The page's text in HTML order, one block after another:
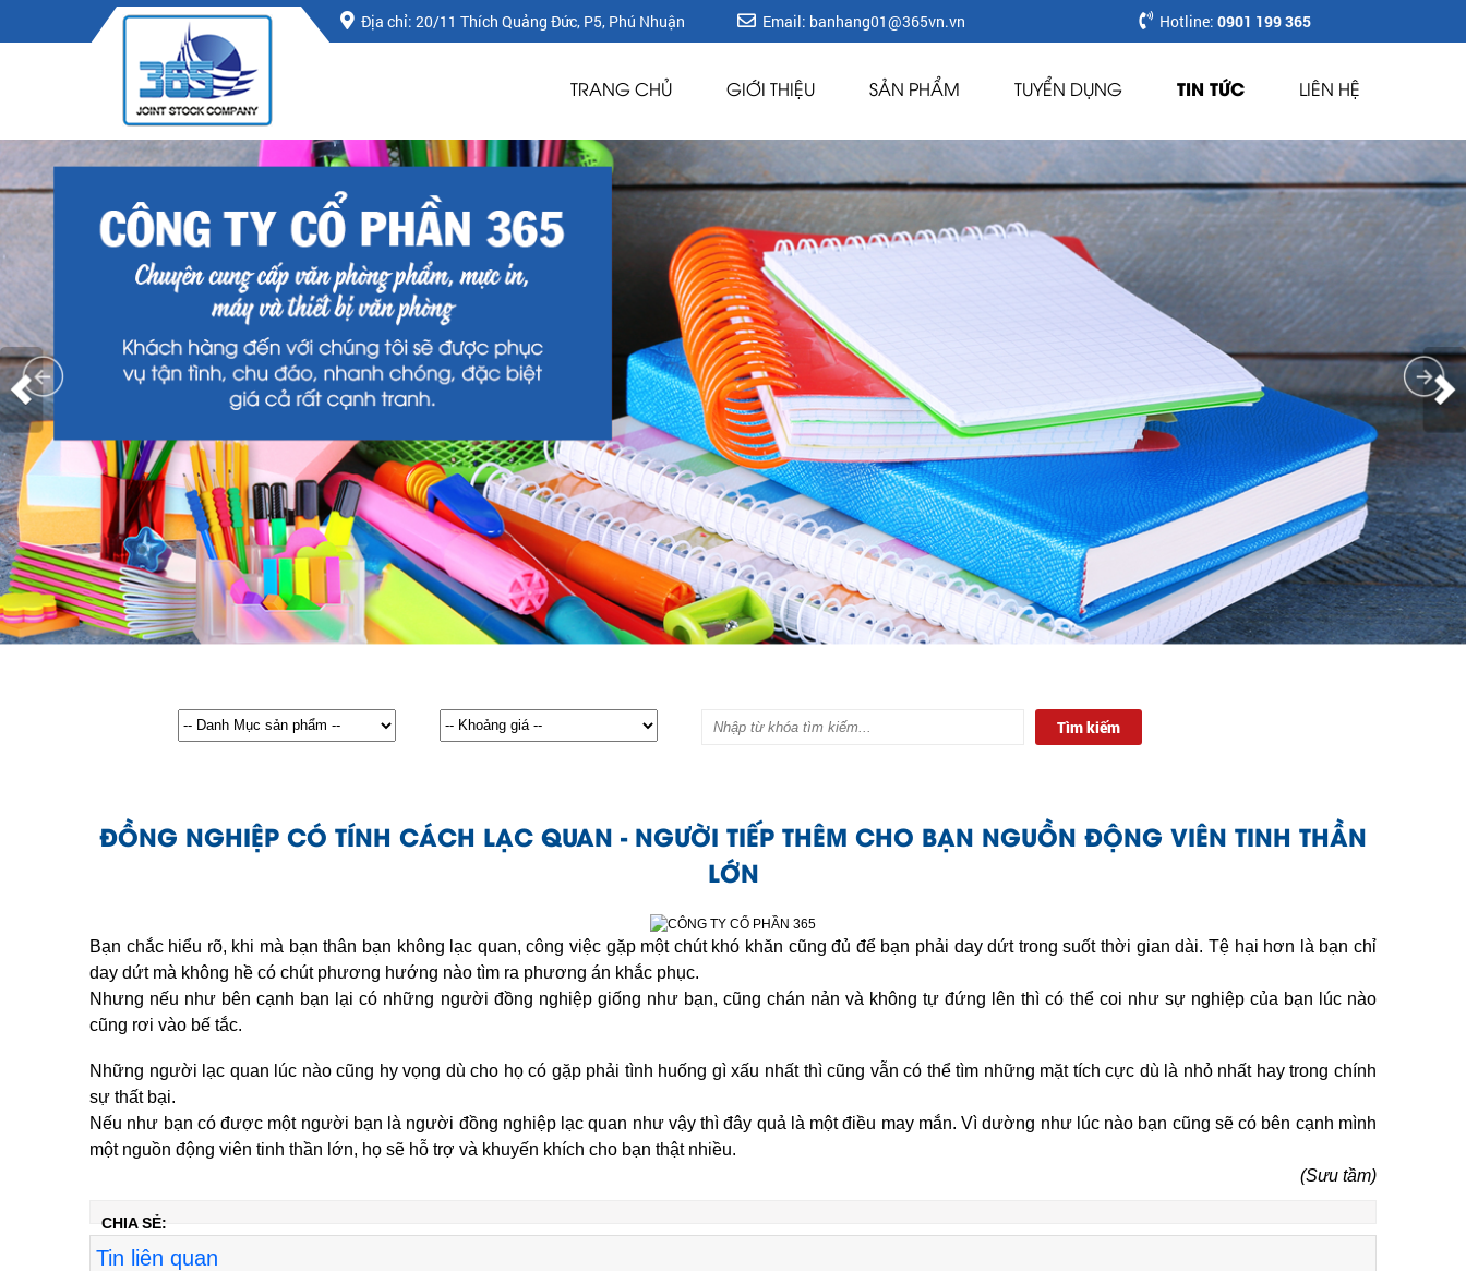
Địa chỉ: 20/11 Thích Quảng Đức, P5, Phú Nhuận Email: banhang01@365vn.vn Hotline: 0901 199 365
TRANG CHỦ GIỚI THIỆU SẢN PHẨM TUYỂN DỤNG TIN TỨC LIÊN HỆ
Tìm kiếm
ĐỒNG NGHIỆP CÓ TÍNH CÁCH LẠC QUAN - NGƯỜI TIẾP THÊM CHO BẠN NGUỒN ĐỘNG VIÊN TINH THẦN
LỚN
Bạn chắc hiểu rõ, khi mà bạn thân bạn không lạc quan, công việc gặp một chút khó khăn cũng đủ để bạn phải day dứt trong suốt thời gian dài. Tệ hại hơn là bạn chỉ
day dứt mà không hề có chút phương hướng nào tìm ra phương án khắc phục.
Nhưng nếu như bên cạnh bạn lại có những người đồng nghiệp giống như bạn, cũng chán nản và không tự đứng lên thì có thể coi như sự nghiệp của bạn lúc nào
cũng rơi vào bế tắc.
Những người lạc quan lúc nào cũng hy vọng dù cho họ có gặp phải tình huống gì xấu nhất thì cũng vẫn có thể tìm những mặt tích cực dù là nhỏ nhất hay trong chính
sự thất bại.
Nếu như bạn có được một người bạn là người đồng nghiệp lạc quan như vậy thì đây quả là một điều may mắn. Vì dường như lúc nào bạn cũng sẽ có bên cạnh mình
một nguồn động viên tinh thần lớn, họ sẽ hỗ trợ và khuyến khích cho bạn thật nhiều.
(Sưu tầm)
CHIA SẺ:
Tin liên quan